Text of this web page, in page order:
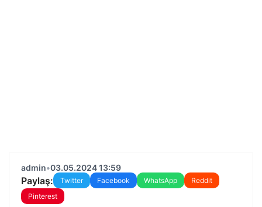
admin•03.05.2024 13:59
Paylaş: Twitter Facebook WhatsApp
Reddit
Pinterest